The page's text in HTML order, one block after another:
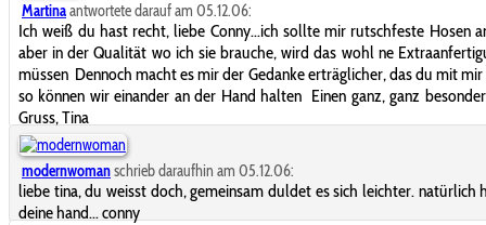
Martinaantwortete darauf am 05.12.06:
Ich weiß du hast recht, liebe Conny...ich sollte mir rutschfeste Hosen
aber in der Qualität wo ich sie brauche, wird das wohl ne
müssen Dennoch macht es mir der Gedanke erträglicher, das du mit
so können wir einander an der Hand halten Einen ganz, ganz
Gruss, Tina
modernwomanschrieb daraufhin am 05.12.06:
liebe tina, du weisst doch, gemeinsam duldet es sich leichter. natürlich
deine hand... conny